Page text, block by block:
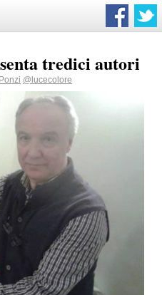
tredici autori
@lucecolore